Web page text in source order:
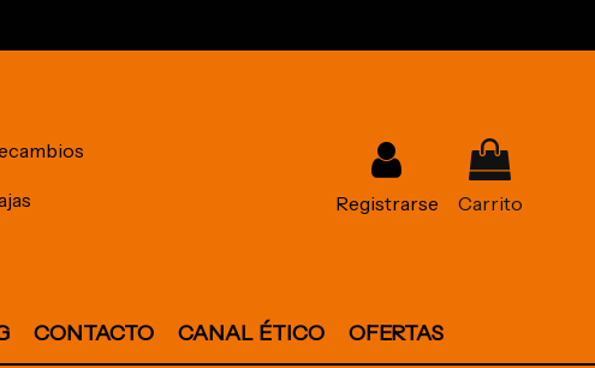
Registrarse Carrito
CONTACTO CANAL ÉTICO OFERTAS